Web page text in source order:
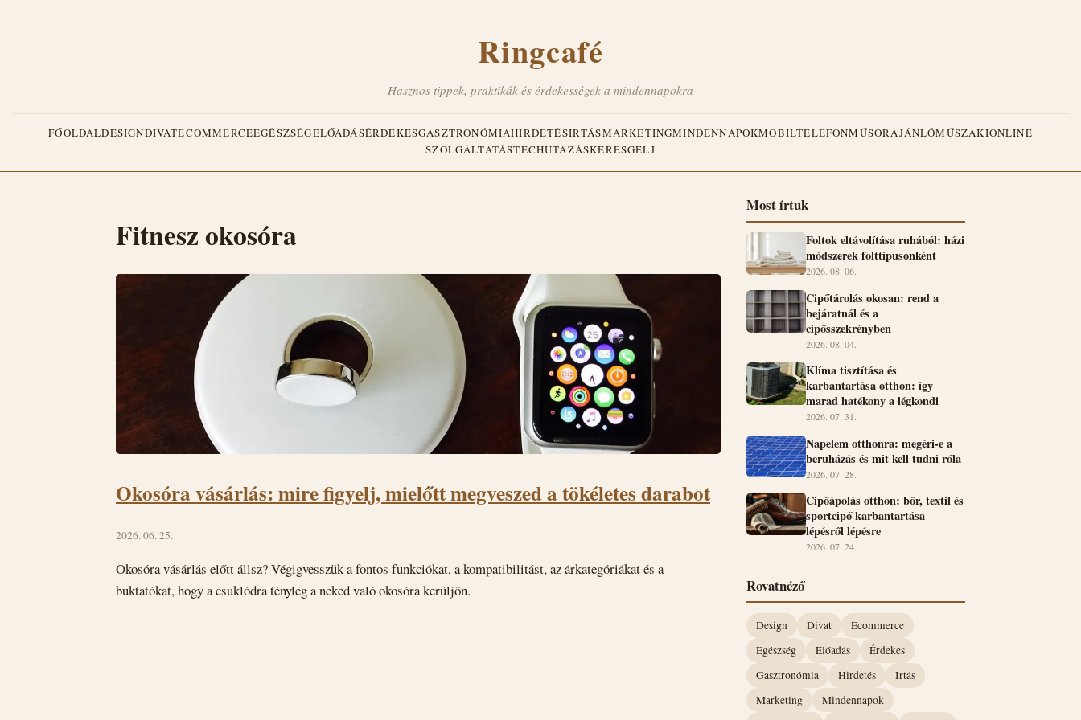
Ringcafé
Hasznos tippek, praktikák és érdekességek a mindennapokra
FŐOLDALDESIGNDIVATECOMMERCEEGÉSZSÉGELŐADÁSÉRDEKESGASZTRONÓMIAHIRDETÉSIRTÁSMARKETINGMINDENNAPOKMOBILTELEFONMŰSORAJÁNLÓMŰSZAKIONLINE
SZOLGÁLTATÁSTECHUTAZÁSKERESGÉLJ
Fitnesz okosóra
Okosóra vásárlás: mire figyelj, mielőtt megveszed a tökéletes darabot
2026. 06. 25.
Okosóra vásárlás előtt állsz? Végigvesszük a fontos funkciókat, a kompatibilitást, az árkategóriákat és a
buktatókat, hogy a csuklódra tényleg a neked való okosóra kerüljön.
Most írtuk
Foltok eltávolítása ruhából: házi
módszerek folttípusonként
2026. 08. 06.
Cipőtárolás okosan: rend a
bejáratnál és a
cipősszekrényben
2026. 08. 04.
Klíma tisztítása és
karbantartása otthon: így
marad hatékony a légkondi
2026. 07. 31.
Napelem otthonra: megéri-e a
beruházás és mit kell tudni róla
2026. 07. 28.
Cipőápolás otthon: bőr, textil és
sportcipő karbantartása
lépésről lépésre
2026. 07. 24.
Rovatnéző
Design Divat
Ecommerce
Egészség
Előadás
Érdekes
Gasztronómia
Hirdetés
Irtás
Marketing
Mindennapok